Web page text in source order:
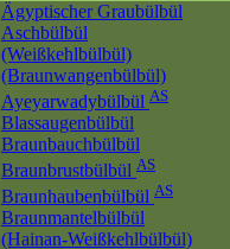
Ägyptischer Graubülbül
Aschbülbül
(Weißkehlbülbül)
(Braunwangenbülbül)
Ayeyarwadybülbül AS
Blassaugenbülbül
Braunbauchbülbül
Braunbrustbülbül AS
Braunhaubenbülbül AS
Braunmantelbülbül
(Hainan-Weißkehlbülbül)